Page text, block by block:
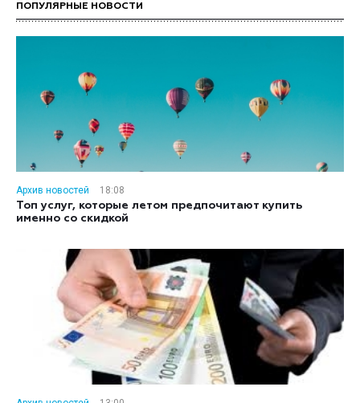
ПОПУЛЯРНЫЕ НОВОСТИ
Архив новостей
18:08
Топ услуг, которые летом предпочитают купить
именно со скидкой